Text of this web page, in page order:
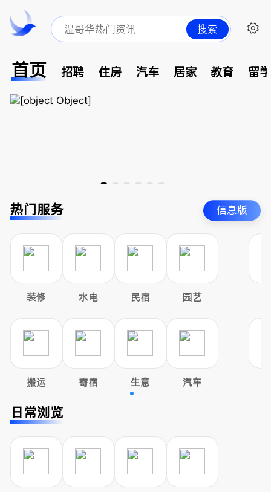
搜索
首页 招聘 住房 汽车 居家 教育 留
热门服务 信息版
装修 水电 民宿 园艺
搬运 寄宿 生意 汽车
日常浏览